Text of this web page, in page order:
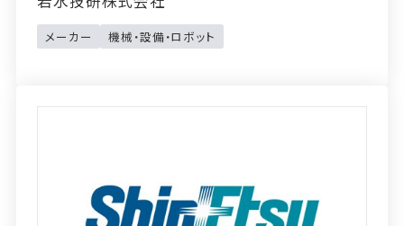
メーカー 機械・設備・ロボット